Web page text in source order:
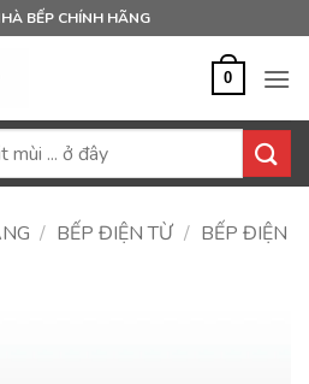
BẾP CHÍNH HÃNG
0
/ BẾP ĐIỆN TỪ / BẾP ĐIỆN